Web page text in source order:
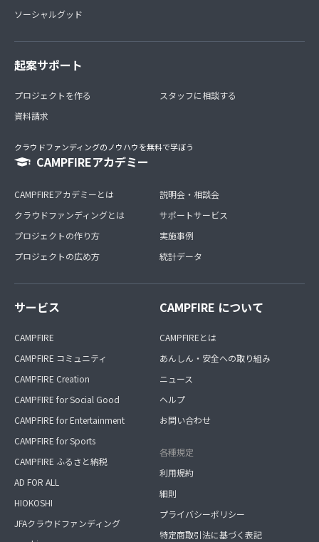
ソーシャルグッド
起案サポート
プロジェクトを作る
資料請求
スタッフに相談する
クラウドファンディングのノウハウを無料で学ぼう
CAMPFIREアカデミー
CAMPFIREアカデミーとは
クラウドファンディングとは
プロジェクトの作り方
プロジェクトの広め方
説明会・相談会
サポートサービス
実施事例
統計データ
サービス
CAMPFIRE
CAMPFIRE コミュニティ
CAMPFIRE Creation
CAMPFIRE for Social Good
CAMPFIRE for Entertainment
CAMPFIRE for Sports
CAMPFIRE ふるさと納税
AD FOR ALL
HIOKOSHI
JFAクラウドファンディング
CAMPFIRE について
CAMPFIREとは
あんしん・安全への取り組み
ニュース
ヘルプ
お問い合わせ
各種規定
利用規約
細則
プライバシーポリシー
特定商取引法に基づく表記